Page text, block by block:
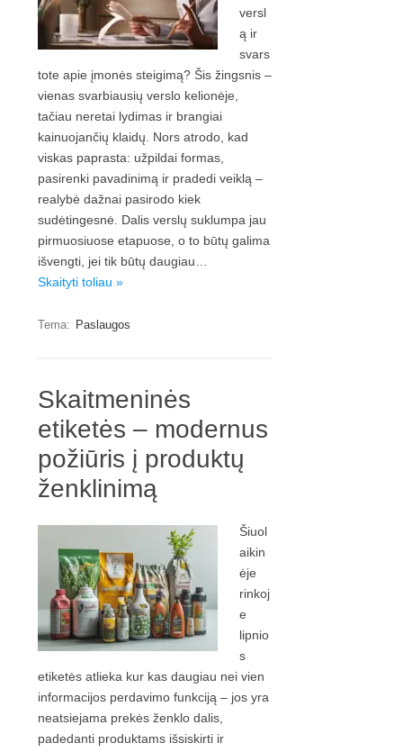
versl
ą ir
svars
tote apie įmonės steigimą? Šis žingsnis –
vienas svarbiausių verslo kelionėje,
tačiau neretai lydimas ir brangiai
kainuojančių klaidų. Nors atrodo, kad
viskas paprasta: užpildai formas,
pasirenki pavadinimą ir pradedi veiklą –
realybė dažnai pasirodo kiek
sudėtingesnė. Dalis verslų suklumpa jau
pirmuosiuose etapuose, o to būtų galima
išvengti, jei tik būtų daugiau…
Skaityti toliau »
Tema: Paslaugos
Skaitmeninės
etiketės – modernus
požiūris į produktų
ženklinimą
Šiuol
aikin
ėje
rinkoj
e
lipnio
s
etiketės atlieka kur kas daugiau nei vien
informacijos perdavimo funkciją – jos yra
neatsiejama prekės ženklo dalis,
padedanti produktams išsiskirti ir